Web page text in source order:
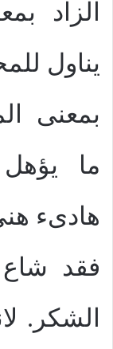
الزاد
يناول
بمعنى
ما
هادىء
فقد شاع
الشكر.